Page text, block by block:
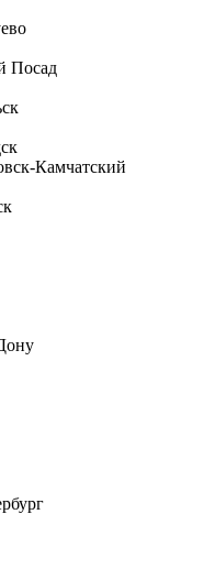
Посад
Камчатский